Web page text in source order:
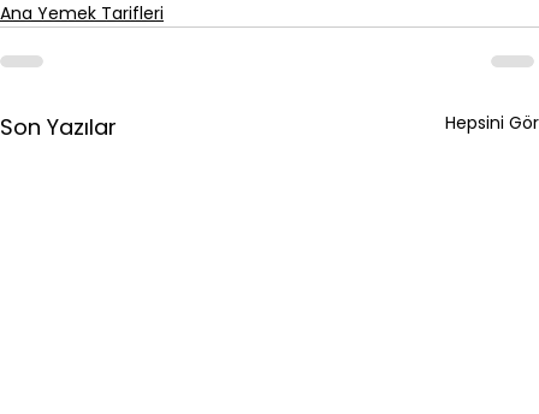
Ana Yemek Tarifleri
Son Yazılar Hepsini Gör